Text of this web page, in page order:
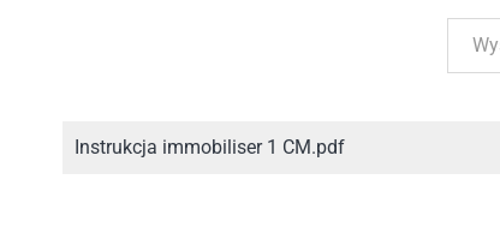
Instrukcja immobiliser 1 CM.pdf